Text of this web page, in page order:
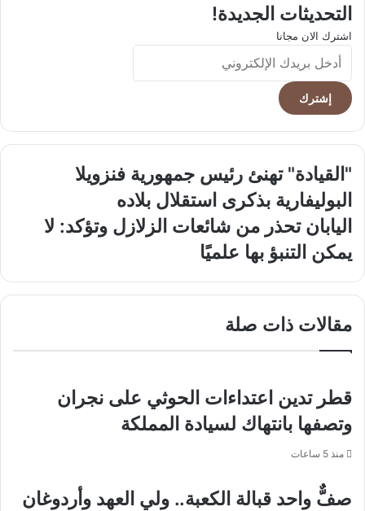
التحديثات الجديدة!
اشترك الان مجانا
أدخل
بريدك
الإلكتروني
"القيادة"
رئيس
جمهورية
فنزويلا
البوليفارية
"القيادة" تهنئ رئيس جمهورية فنزويلا
البوليفارية بذكرى استقلال بلاده
اليابان
تحذر
من
لا
التنبؤ
علميًا
اليابان تحذر من شائعات الزلازل وتؤكد: لا
يمكن التنبؤ بها علميًا
مقالات ذات صلة
قطر تدين اعتداءات الحوثي على نجران
وتصفها بانتهاك لسيادة المملكة
منذ 5 ساعات
صفٌّ واحد قبالة الكعبة.. ولي العهد وأردوغان